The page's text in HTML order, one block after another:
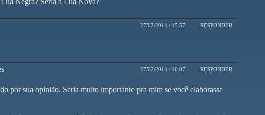
Negra? Seria a Lua Nova?
27/02/2014 / 15:57 RESPONDER
27/02/2014 / 16:07 RESPONDER
por sua opinião. Seria muito importante pra mim se você elaborasse